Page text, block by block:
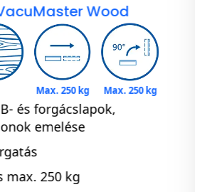
Wood
Max. 250 kg Max. 250 kg
és forgácslapok,
emelése
250 kg